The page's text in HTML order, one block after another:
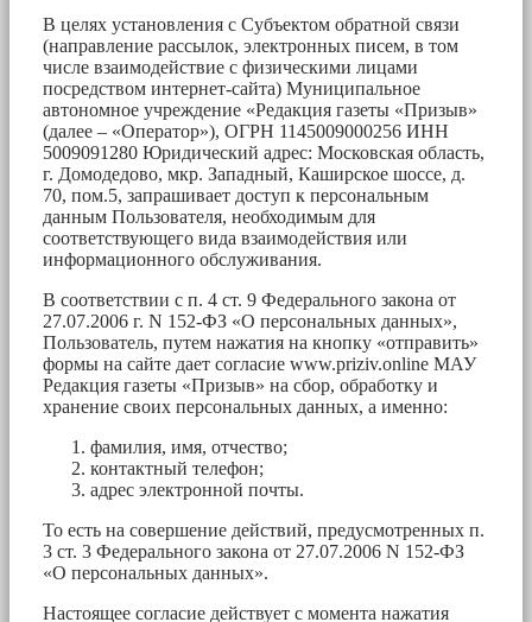
В целях установления с Субъектом обратной связи
(направление рассылок, электронных писем, в том
числе взаимодействие с физическими лицами
посредством интернет-сайта) Муниципальное
автономное учреждение «Редакция газеты «Призыв»
(далее – «Оператор»), ОГРН 1145009000256 ИНН
5009091280 Юридический адрес: Московская область,
г. Домодедово, мкр. Западный, Каширское шоссе, д.
70, пом.5, запрашивает доступ к персональным
данным Пользователя, необходимым для
соответствующего вида взаимодействия или
информационного обслуживания.
В соответствии с п. 4 ст. 9 Федерального закона от
27.07.2006 г. N 152-ФЗ «О персональных данных»,
Пользователь, путем нажатия на кнопку «отправить»
формы на сайте дает согласие www.priziv.online МАУ
Редакция газеты «Призыв» на сбор, обработку и
хранение своих персональных данных, а именно:
фамилия, имя, отчество;
контактный телефон;
адрес электронной почты.
То есть на совершение действий, предусмотренных п.
3 ст. 3 Федерального закона от 27.07.2006 N 152-ФЗ
«О персональных данных».
Настоящее согласие действует с момента нажатия